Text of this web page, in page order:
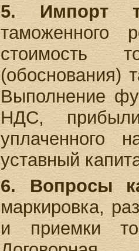
5. Импорт
таможенного
стоимость
(обоснования)
Выполнение
НДС,
уплаченного
уставный
6. Вопросы
маркировка,
и приемки